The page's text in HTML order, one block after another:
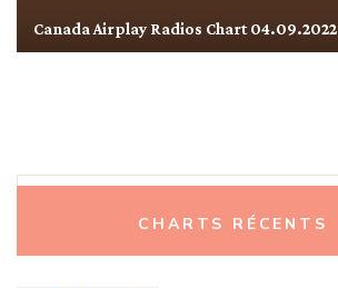
Canada Airplay Radios Chart 04.09.2022
CHARTS RÉCENTS